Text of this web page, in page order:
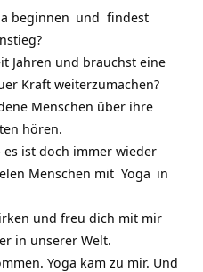
beginnen und findest
Jahren und brauchst eine
Kraft weiterzumachen?
Menschen über ihre
hören.
es ist doch immer wieder
Menschen mit Yoga in
und freu dich mit mir
in unserer Welt.
Yoga kam zu mir. Und